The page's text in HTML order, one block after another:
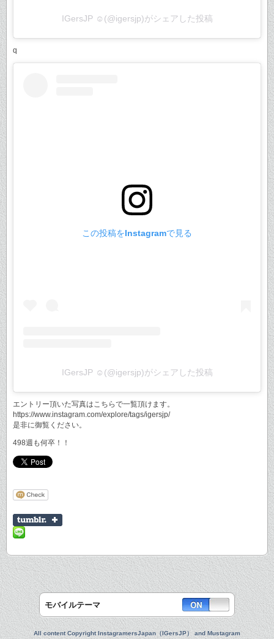
IGersJP ☺︎(@igersjp)がシェアした投稿
q
この投稿をInstagramで見る
IGersJP ☺︎(@igersjp)がシェアした投稿
エントリー頂いた写真はこちらで一覧頂けます。
https://www.instagram.com/explore/tags/igersjp/
是非に御覧ください。
498週も何卒！！
モバイルテーマ
All content Copyright InstagramersJapan（IGersJP） and Mustagram